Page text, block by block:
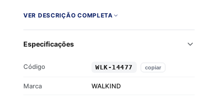
Flower proporciona proteção contra o sol sem abrir
destacar com atitude e funcionalidade.
Composição: 100% Poliéster
Design sofisticado e estrutura sólida
Confortável e ajustável
VER DESCRIÇÃO COMPLETA
Especificações
Código WLK-14477 copiar
Marca WALKIND